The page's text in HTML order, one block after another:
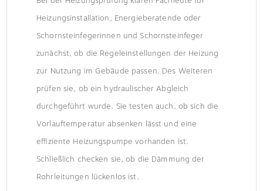
Heizungsinstallation, Energieberatende oder
Schornsteinfegerinnen und Schornsteinfeger
zunächst, ob die Regeleinstellungen der Heizung
zur Nutzung im Gebäude passen. Des Weiteren
prüfen sie, ob ein hydraulischer Abgleich
durchgeführt wurde. Sie testen auch, ob sich die
Vorlauftemperatur absenken lässt und eine
effiziente Heizungspumpe vorhanden ist.
Schließlich checken sie, ob die Dämmung der
Rohrleitungen lückenlos ist.